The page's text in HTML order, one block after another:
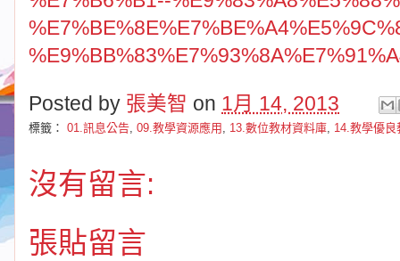
Posted by 張美智 on 1月 14, 2013
標籤： 01.訊息公告 09.教學資源應用 13.數位教材資料庫 14.教學優
沒有留言:
張貼留言